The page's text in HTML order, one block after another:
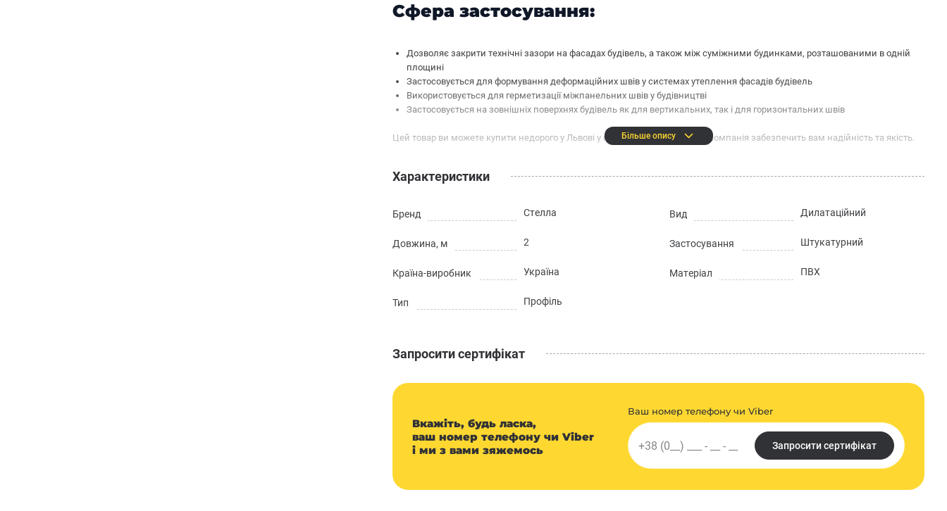
Сфера застосування:
Дозволяє закрити технічні зазори на фасадах будівель, а також між суміжними будинками, розташованими в одній
площині
Застосовується для формування деформаційних швів у системах утеплення фасадів будівель
Використовується для герметизації міжпанельних швів у будівництві
Застосовується на зовнішніх поверхнях будівель як для вертикальних, так і для горизонтальних швів
Цей товар ви можете купити недорого у Львові у нашому магазині. Наша компанія забезпечить вам надійність та якість.
Властивості:
Забезпечує надійне та естетичне з'єднання різних поверхонь, запобігаючи виникненню тріщин, спричинених
Профіль має еластичну мембрану в центрі, яка захищає фасад від проникнення вологи в систему утеплення
Скловолоконна сітка сприяє надійному об'єднанню профілю з базовим армуючим шаром фасаду
Технічні характеристики:
Довжина профілю: 2 м.п
Сітка із двох сторін профілю: 15 см
колірну гаму та інші характеристики без попередження. Остання актуальна інформація для споживачів, передбачена
чинним законодавством, знаходиться на упаковці продукції та у супровідній документації.
У нас ви можете придбати профіль дилатаційний прямий 180° із сіткою, ПВХ Стелла 2 м за вигідною ціною в магазині
будматеріалів Будкомплект.
Більше опису
Характеристики
Бренд Стелла Вид Дилатаційний
Довжина, м 2 Застосування Штукатурний
Країна-виробник Україна Матеріал ПВХ
Тип Профіль
Запросити сертифікат
Вкажіть, будь ласка,
ваш номер телефону чи Viber
і ми з вами зяжемось
Ваш номер телефону чи Viber
Запросити сертифікат